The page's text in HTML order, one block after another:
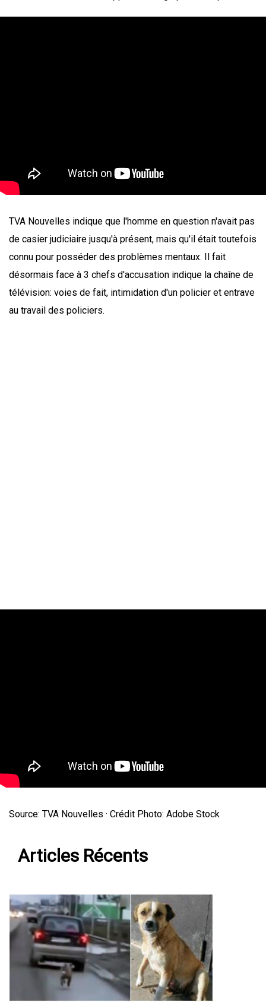
TVA Nouvelles indique que l'homme en question n'avait pas
de casier judiciaire jusqu'à présent, mais qu'il était toutefois
connu pour posséder des problèmes mentaux. Il fait
désormais face à 3 chefs d'accusation indique la chaîne de
télévision: voies de fait, intimidation d'un policier et entrave
au travail des policiers.
Source: TVA Nouvelles · Crédit Photo: Adobe Stock
Articles Récents